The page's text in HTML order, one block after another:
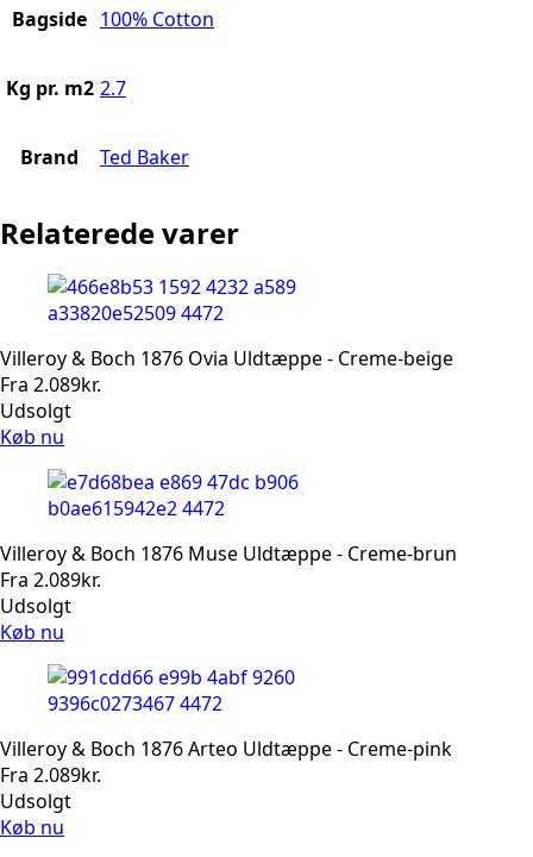
Bagside 100% Cotton
Kg pr. m2 2.7
Brand Ted Baker
Relaterede varer
Villeroy & Boch 1876 Ovia Uldtæppe - Creme-beige
Fra 2.089kr.
Udsolgt
Køb nu
Villeroy & Boch 1876 Muse Uldtæppe - Creme-brun
Fra 2.089kr.
Udsolgt
Køb nu
Villeroy & Boch 1876 Arteo Uldtæppe - Creme-pink
Fra 2.089kr.
Udsolgt
Køb nu